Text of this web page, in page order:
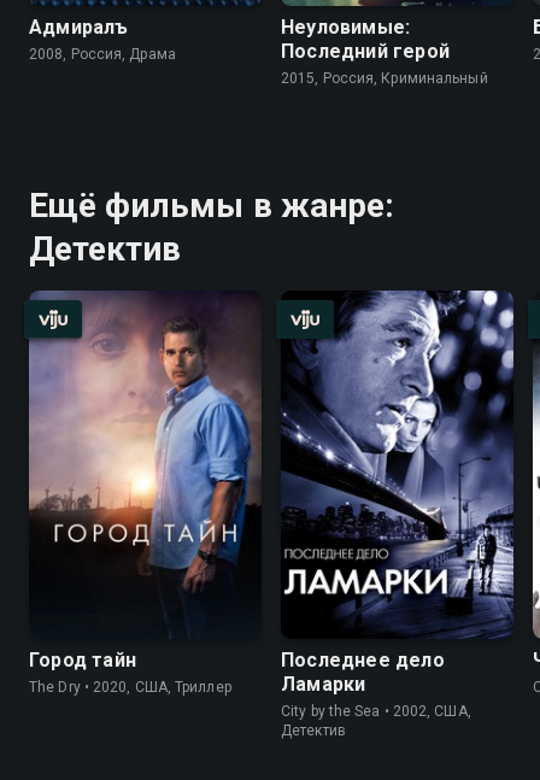
Адмиралъ
2008, Россия, Драма
Неуловимые:
Последний герой
2015, Россия, Криминальный
Ещё фильмы в жанре:
Детектив
Город тайн
The Dry • 2020, США, Триллер
Последнее дело
Ламарки
City by the Sea • 2002, США,
Детектив